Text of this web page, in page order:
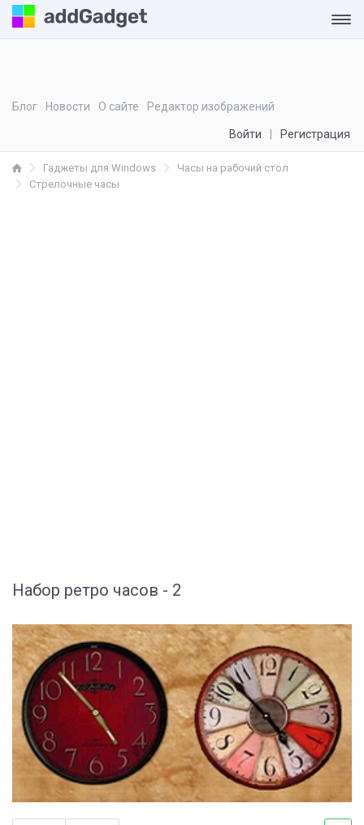
Блог Новости О сайте Редактор изображений
Войти Регистрация
Гаджеты для Windows
Часы на рабочий стол
Стрелочные часы
Набор ретро часов - 2